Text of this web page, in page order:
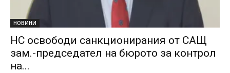
НОВИНИ
НС освободи санкционирания от САЩ
зам.-председател на бюрото за контрол
на...